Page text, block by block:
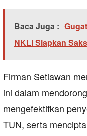
Baca Juga :
NKLI Siapkan
Firman Setiawan
ini dalam
mengefektifkan
TUN, serta